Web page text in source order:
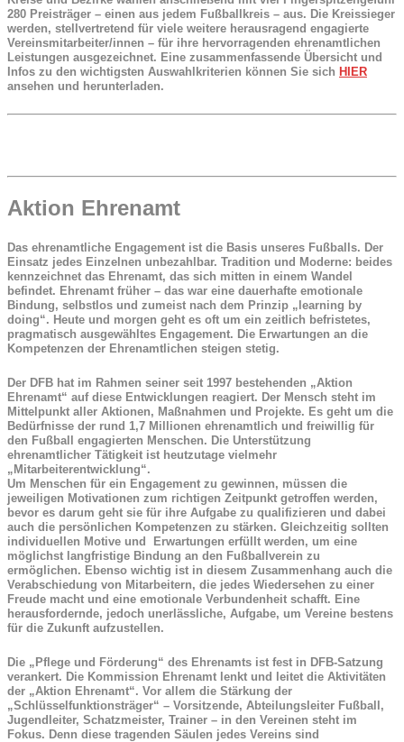
280 Preisträger – einen aus jedem Fußballkreis – aus. Die Kreissieger
werden, stellvertretend für viele weitere herausragend engagierte
Vereinsmitarbeiter/innen – für ihre hervorragenden ehrenamtlichen
Leistungen ausgezeichnet. Eine zusammenfassende Übersicht und
Infos zu den wichtigsten Auswahlkriterien können Sie sich HIER
ansehen und herunterladen.
Aktion Ehrenamt
Das ehrenamtliche Engagement ist die Basis unseres Fußballs. Der
Einsatz jedes Einzelnen unbezahlbar. Tradition und Moderne: beides
kennzeichnet das Ehrenamt, das sich mitten in einem Wandel
befindet. Ehrenamt früher – das war eine dauerhafte emotionale
Bindung, selbstlos und zumeist nach dem Prinzip „learning by
doing“. Heute und morgen geht es oft um ein zeitlich befristetes,
pragmatisch ausgewähltes Engagement. Die Erwartungen an die
Kompetenzen der Ehrenamtlichen steigen stetig.
Der DFB hat im Rahmen seiner seit 1997 bestehenden „Aktion
Ehrenamt“ auf diese Entwicklungen reagiert. Der Mensch steht im
Mittelpunkt aller Aktionen, Maßnahmen und Projekte. Es geht um die
Bedürfnisse der rund 1,7 Millionen ehrenamtlich und freiwillig für
den Fußball engagierten Menschen. Die Unterstützung
ehrenamtlicher Tätigkeit ist heutzutage vielmehr
„Mitarbeiterentwicklung“.
Um Menschen für ein Engagement zu gewinnen, müssen die
jeweiligen Motivationen zum richtigen Zeitpunkt getroffen werden,
bevor es darum geht sie für ihre Aufgabe zu qualifizieren und dabei
auch die persönlichen Kompetenzen zu stärken. Gleichzeitig sollten
individuellen Motive und Erwartungen erfüllt werden, um eine
möglichst langfristige Bindung an den Fußballverein zu
ermöglichen. Ebenso wichtig ist in diesem Zusammenhang auch die
Verabschiedung von Mitarbeitern, die jedes Wiedersehen zu einer
Freude macht und eine emotionale Verbundenheit schafft. Eine
herausfordernde, jedoch unerlässliche, Aufgabe, um Vereine bestens
für die Zukunft aufzustellen.
Die „Pflege und Förderung“ des Ehrenamts ist fest in DFB-Satzung
verankert. Die Kommission Ehrenamt lenkt und leitet die Aktivitäten
der „Aktion Ehrenamt“. Vor allem die Stärkung der
„Schlüsselfunktionsträger“ – Vorsitzende, Abteilungsleiter Fußball,
Jugendleiter, Schatzmeister, Trainer – in den Vereinen steht im
Fokus. Denn diese tragenden Säulen jedes Vereins sind